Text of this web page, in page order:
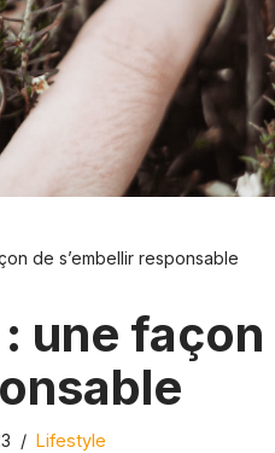
de s’embellir responsable
une façon
Lifestyle